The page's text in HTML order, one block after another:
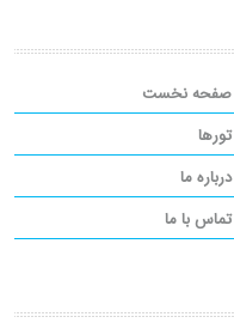
صفحه نخست
تورها
درباره ما
تماس با ما